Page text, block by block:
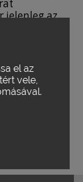
jelenleg az
és
kutatja,
könyve.
09.)
el az
vele,